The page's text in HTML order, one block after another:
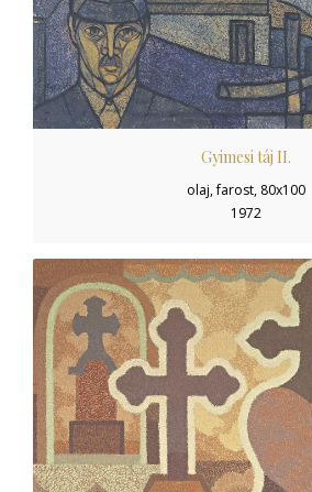
Gyimesi táj II.
olaj, farost, 80x100
1972